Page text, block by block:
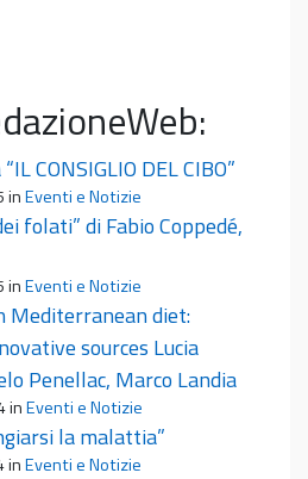
CONSIGLIO DEL CIBO”
inEventi e Notizie
folati” di Fabio Coppedé,
inEventi e Notizie
Mediterranean diet:
sources Lucia
Penellac, Marco Landia
inEventi e Notizie
la malattia”
inEventi e Notizie